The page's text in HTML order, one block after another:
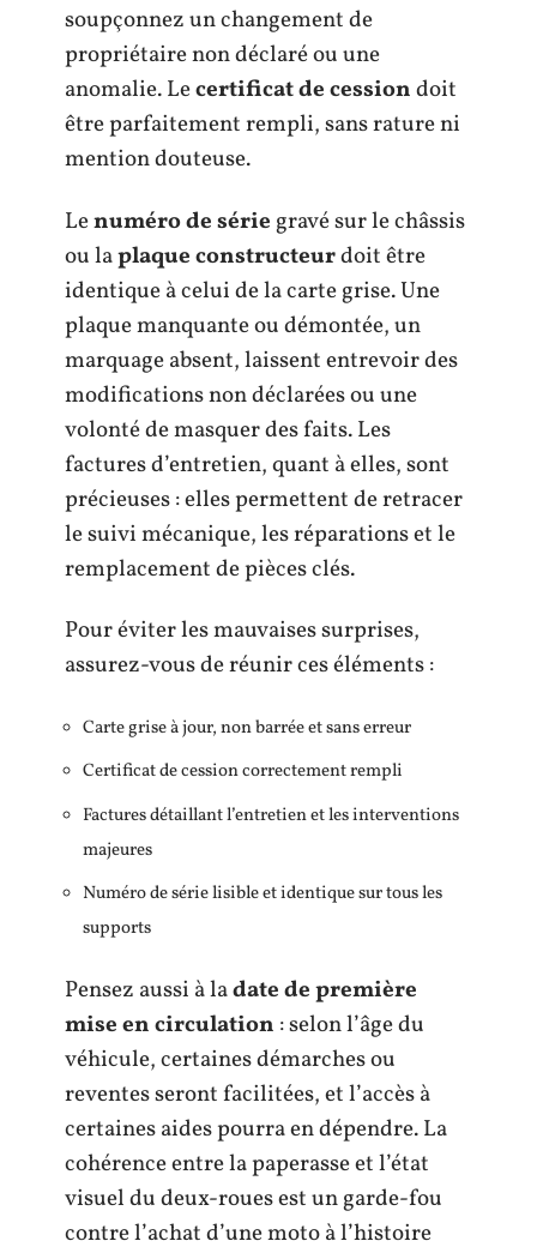
soupçonnez un changement de
propriétaire non déclaré ou une
anomalie. Lecertificat de cessiondoit
être parfaitement rempli, sans rature ni
mention douteuse.
Lenuméro de série gravé sur le châssis
ou laplaque constructeurdoit être
identique à celui de la carte grise. Une
plaque manquante ou démontée, un
marquage absent, laissent entrevoir des
modifications non déclarées ou une
volonté de masquer des faits. Les
factures d’entretien, quant à elles, sont
précieuses : elles permettent de retracer
le suivi mécanique, les réparations et le
remplacement de pièces clés.
Pour éviter les mauvaises surprises,
assurez-vous de réunir ces éléments :
Carte grise à jour, non barrée et sans erreur
Certificat de cession correctement rempli
Factures détaillant l’entretien et les interventions
majeures
Numéro de série lisible et identique sur tous les
supports
Pensez aussi à ladate de première
mise en circulation : selon l’âge du
véhicule, certaines démarches ou
reventes seront facilitées, et l’accès à
certaines aides pourra en dépendre. La
cohérence entre la paperasse et l’état
visuel du deux-roues est un garde-fou
contre l’achat d’une moto à l’histoire